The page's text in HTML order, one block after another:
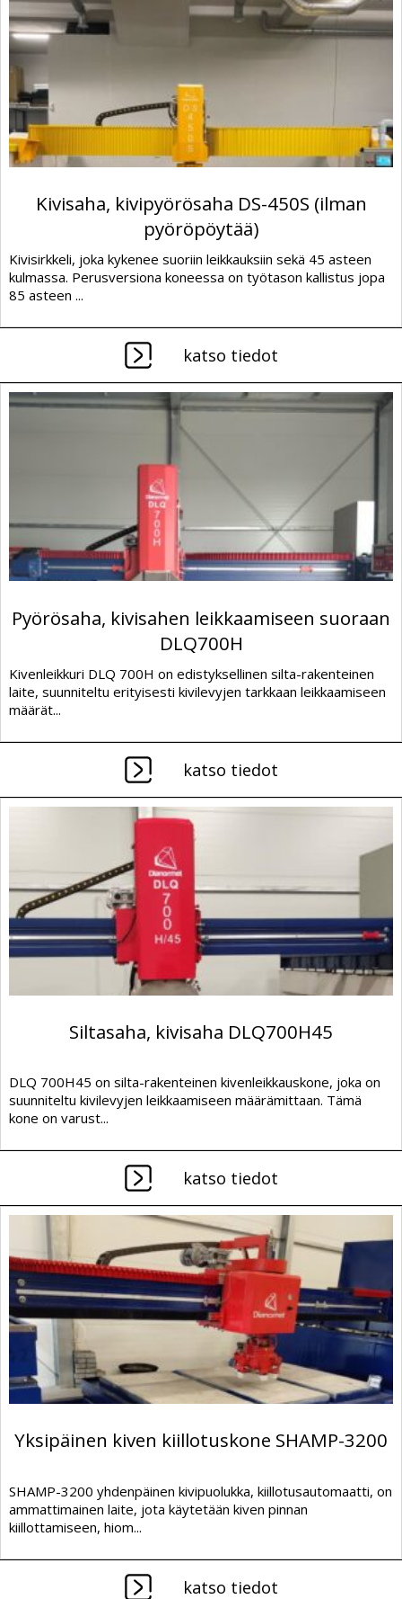
Kivisaha, kivipyörösaha DS-450S (ilman
pyöröpöytää)
Kivisirkkeli, joka kykenee suoriin leikkauksiin sekä 45 asteen
kulmassa. Perusversiona koneessa on työtason kallistus jopa
85 asteen ...
katso tiedot
Pyörösaha, kivisahen leikkaamiseen suoraan
DLQ700H
Kivenleikkuri DLQ 700H on edistyksellinen silta-rakenteinen
laite, suunniteltu erityisesti kivilevyjen tarkkaan leikkaamiseen
määrät...
katso tiedot
Siltasaha, kivisaha DLQ700H45
DLQ 700H45 on silta-rakenteinen kivenleikkauskone, joka on
suunniteltu kivilevyjen leikkaamiseen määrämittaan. Tämä
kone on varust...
katso tiedot
Yksipäinen kiven kiillotuskone SHAMP-3200
SHAMP-3200 yhdenpäinen kivipuolukka, kiillotusautomaatti, on
ammattimainen laite, jota käytetään kiven pinnan
kiillottamiseen, hiom...
katso tiedot